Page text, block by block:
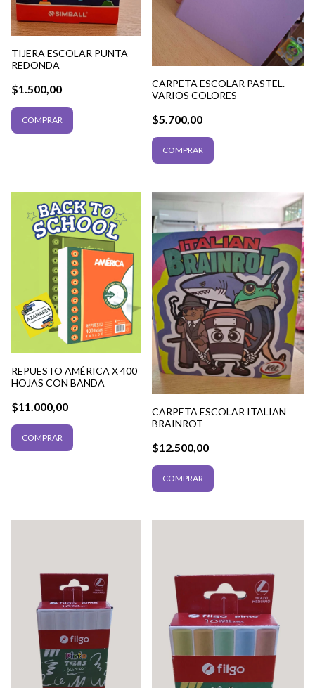
TIJERA ESCOLAR PUNTA
REDONDA
$1.500,00
CARPETA ESCOLAR PASTEL.
VARIOS COLORES
$5.700,00
REPUESTO AMÉRICA X 400
HOJAS CON BANDA
$11.000,00
CARPETA ESCOLAR ITALIAN
BRAINROT
$12.500,00